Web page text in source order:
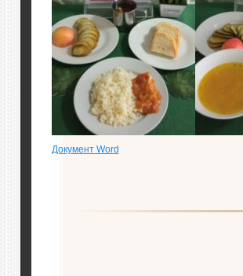
Документ Word